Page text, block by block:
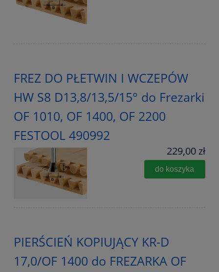
FREZ DO PŁETWIN I WCZEPÓW
HW S8 D13,8/13,5/15° do Frezarki
OF 1010, OF 1400, OF 2200
FESTOOL 490992
229,00 zł
do koszyka
PIERŚCIEŃ KOPIUJĄCY KR-D
17,0/OF 1400 do FREZARKA OF